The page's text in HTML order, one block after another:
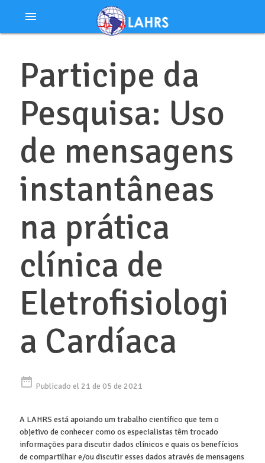
menu
Participe da
Pesquisa: Uso
de mensagens
instantâneas
na prática
clínica de
Eletrofisiologi
a Cardíaca
date_range Publicado el 21 de 05 de 2021
A LAHRS está apoiando um trabalho científico que tem o
objetivo de conhecer como os especialistas têm trocado
informações para discutir dados clínicos e quais os benefícios
de compartilhar e/ou discutir esses dados através de mensagens